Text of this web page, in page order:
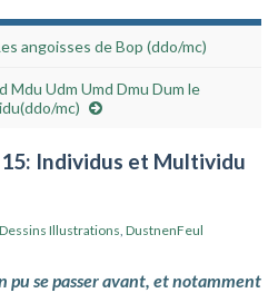
angoisses de Bop (ddo/mc)
Mdu Udm Umd Dmu Dum le
mc)
Individus et Multividu
Dessins Illustrations, DustnenFeul
pu se passer avant, et notamment